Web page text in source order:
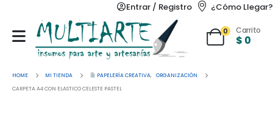
Entrar / Registro ¿Cómo Llegar?
0 Carrito
$ 0
HOME MI TIENDA PAPELERÍA CREATIVA, ORGANIZACIÓN
CARPETA A4 CON ELASTICO CELESTE PASTEL